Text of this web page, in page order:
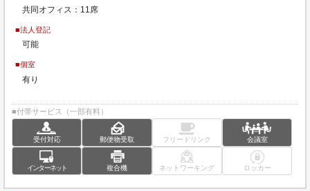
共同オフィス：11席
■法人登記
可能
■個室
有り
■付帯サービス（一部有料）
受付対応 郵便物受取 フリードリンク 会議室
インターネット 複合機 ネットワーキング ロッカー